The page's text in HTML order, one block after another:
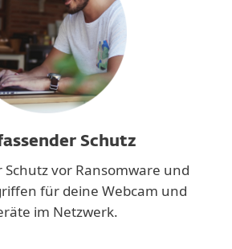
Schutz
Schutz vor Ransomware und
für deine Webcam und
im Netzwerk.